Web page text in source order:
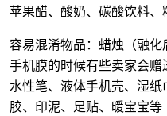
苹果醋、酸奶、碳酸饮料、
容易混淆物品：蜡烛（融
手机膜的时候有些卖家会赠
水性笔、液体手机壳、湿
胶、印泥、足贴、暖宝宝等